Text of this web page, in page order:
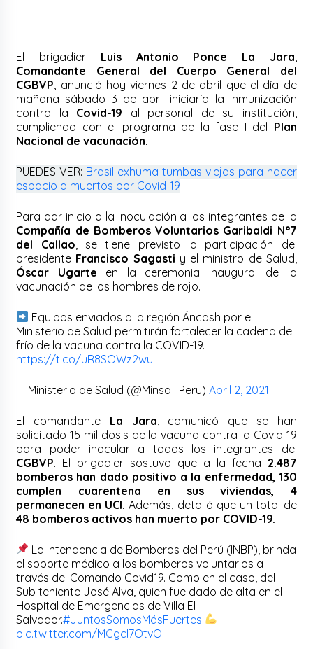
El brigadier Luis Antonio Ponce La Jara
Comandante General del Cuerpo General del
CGBVP , anunció hoy viernes 2 de abril que el día de
mañana sábado 3 de abril iniciaría la inmunización
contra la Covid-19 al personal de su institución,
cumpliendo con el programa de la fase I del Plan
Nacional de vacunación.
PUEDES VER: Brasil exhuma tumbas viejas para hacer
espacio a muertos por Covid-19
Para dar inicio a la inoculación a los integrantes de la
Compañía de Bomberos Voluntarios Garibaldi N°7
del Callao , se tiene previsto la participación del
presidente Francisco Sagasti y el ministro de Salud,
Óscar Ugarte en la ceremonia inaugural de la
vacunación de los hombres de rojo.
Equipos enviados a la región Áncash por el
Ministerio de Salud permitirán fortalecer la cadena de
frío de la vacuna contra la COVID-19.
https://t.co/uR8SOWz2wu
— Ministerio de Salud (@Minsa_Peru)April 2, 2021
El comandante La Jara , comunicó que se han
solicitado 15 mil dosis de la vacuna contra la Covid-19
para poder inocular a todos los integrantes del
CGBVP. El brigadier sostuvo que a la fecha 2.487
bomberos han dado positivo a la enfermedad, 130
cumplen cuarentena en sus viviendas, 4
permanecen en UCI. Además, detalló que un total de
48 bomberos activos han muerto por COVID-19.
La Intendencia de Bomberos del Perú (INBP), brinda
el soporte médico a los bomberos voluntarios a
través del Comando Covid19. Como en el caso, del
Sub teniente José Alva, quien fue dado de alta en el
Hospital de Emergencias de Villa El
Salvador.#JuntosSomosMásFuertes
pic.twitter.com/MGgcl7OtvO